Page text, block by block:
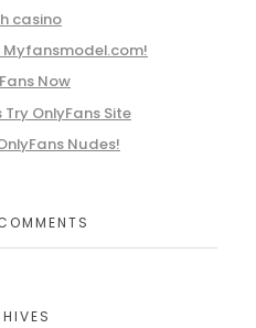
casino
Now
OnlyFans Site
Nudes!